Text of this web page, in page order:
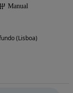
Manual
(Lisboa)